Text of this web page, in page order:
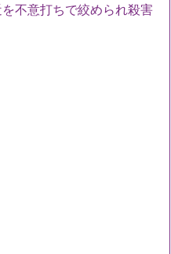
不意打ちで絞められ殺害